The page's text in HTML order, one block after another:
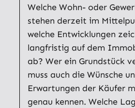
Welche Wohn- oder
stehen derzeit im
welche Entwicklungen
langfristig auf dem
ab? Wer ein Grundstück
muss auch die Wünsche
Erwartungen der Käufer
genau kennen. Welche